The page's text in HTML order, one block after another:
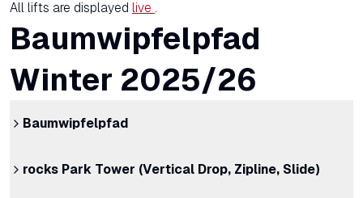
All lifts are displayed live
Baumwipfelpfad
Winter 2025/26
Baumwipfelpfad
rocks Park Tower (Vertical Drop, Zipline, Slide)